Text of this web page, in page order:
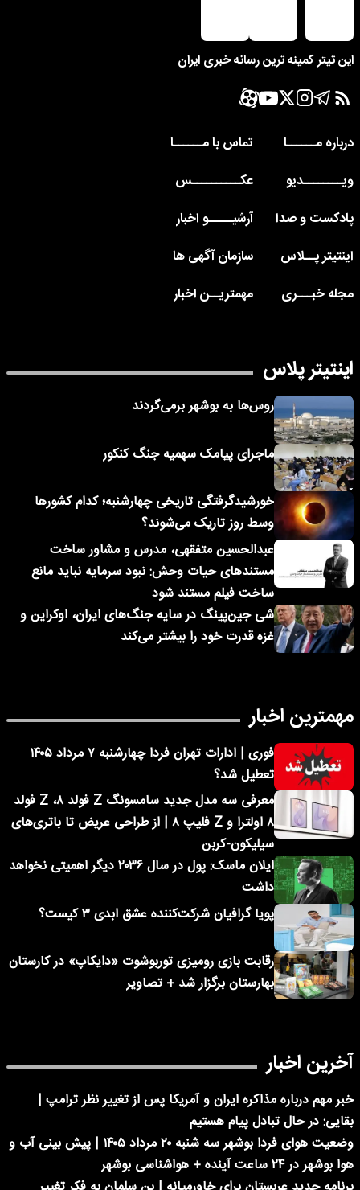
این تیتر کمینه ترین رسانه خبری ایران
درباره مــــــا
تماس با مــــــا
ویــــــــدیو
عکــــــــــس
پادکست و صدا
آرشیـــــو اخبار
اینتیتر پــلاس
سازمان آگهی ها
مجله خبـــری
مهمتریــن اخبار
اینتیتر پلاس
روس‌ها به بوشهر برمی‌گردند
ماجرای پیامک‌ سهمیه جنگ کنکور
خورشیدگرفتگی تاریخی چهارشنبه؛ کدام کشورها
وسط روز تاریک می‌شوند؟
عبدالحسین متفقهی، مدرس و مشاور ساخت
مستندهای حیات وحش: نبود سرمایه نباید مانع
ساخت فیلم مستند شود
شی جین‌پینگ در سایه جنگ‌های ایران، اوکراین و
غزه قدرت خود را بیشتر می‌کند
مهمترین اخبار
فوری | ادارات تهران فردا چهارشنبه ۷ مرداد ۱۴۰۵
تعطیل شد؟
معرفی سه مدل جدید سامسونگ Z فولد ۸، Z فولد
۸ اولترا و Z فلیپ ۸ | از طراحی عریض تا باتری‌های
سیلیکون-کربن
ایلان ماسک: پول در سال ۲۰۳۶ دیگر اهمیتی نخواهد
داشت
پویا گرافیان شرکت‌کننده عشق ابدی ۳ کیست؟
رقابت بازی رومیزی توربوشوت «دایکاپ» در کارستان
بهارستان برگزار شد + تصاویر
آخرین اخبار
خبر مهم درباره مذاکره ایران و آمریکا پس از تغییر نظر ترامپ |
بقایی: در حال تبادل پیام هستیم
وضعیت هوای فردا بوشهر سه شنبه ۲۰ مرداد ۱۴۰۵ | پیش بینی آب و
هوا بوشهر در ۲۴ ساعت آینده + هواشناسی بوشهر